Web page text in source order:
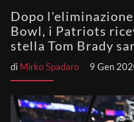
Dopo
Bowl, i Patriots
stella Tom Brady
di Mirko Spadaro 9 Gen